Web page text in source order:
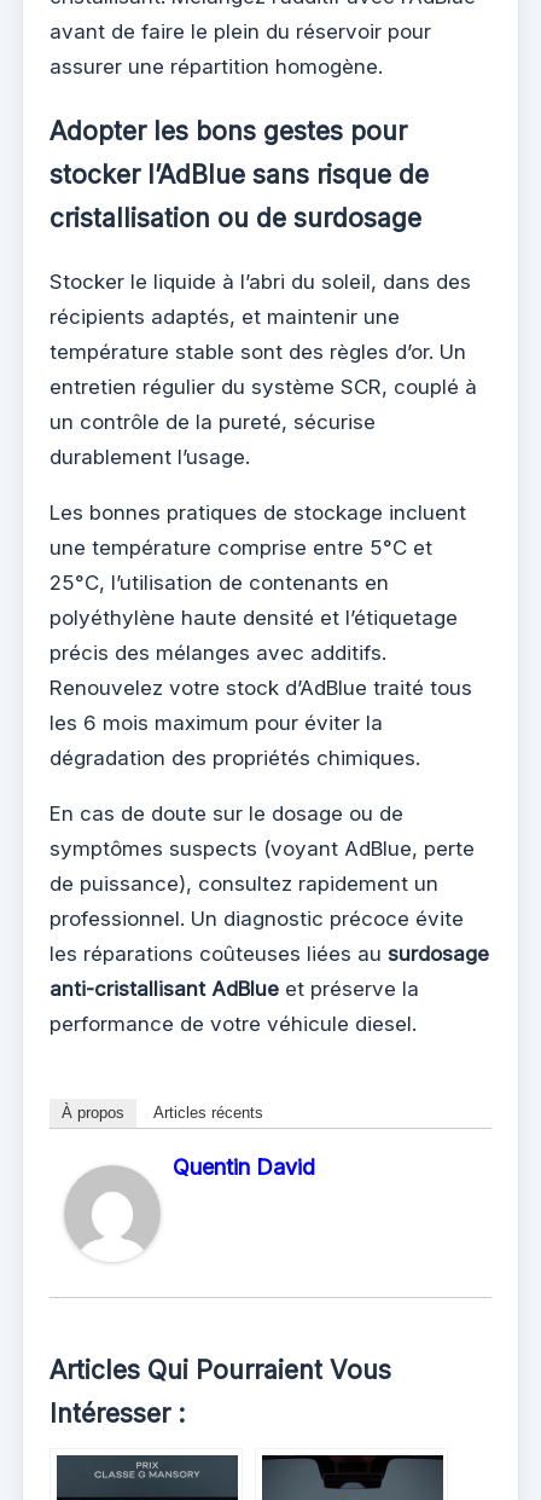
avant de faire le plein du réservoir pour
assurer une répartition homogène.
Adopter les bons gestes pour
stocker l’AdBlue sans risque de
cristallisation ou de surdosage
Stocker le liquide à l’abri du soleil, dans des
récipients adaptés, et maintenir une
température stable sont des règles d’or. Un
entretien régulier du système SCR, couplé à
un contrôle de la pureté, sécurise
durablement l’usage.
Les bonnes pratiques de stockage incluent
une température comprise entre 5°C et
25°C, l’utilisation de contenants en
polyéthylène haute densité et l’étiquetage
précis des mélanges avec additifs.
Renouvelez votre stock d’AdBlue traité tous
les 6 mois maximum pour éviter la
dégradation des propriétés chimiques.
En cas de doute sur le dosage ou de
symptômes suspects (voyant AdBlue, perte
de puissance), consultez rapidement un
professionnel. Un diagnostic précoce évite
les réparations coûteuses liées au surdosage
anti-cristallisant AdBlue et préserve la
performance de votre véhicule diesel.
À propos Articles récents
Quentin David
Articles Qui Pourraient Vous
Intéresser :